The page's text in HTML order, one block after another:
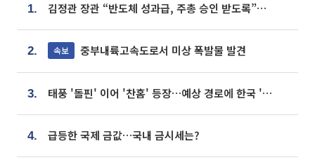
1. 김정관 장관 “반도체 성과급, 주총 승인 받도록”…상법·자본시장법 개정 시사
2. 속보 중부내륙고속도로서 미상 폭발물 발견
3. 태풍 '돌핀' 이어 '찬홈' 등장…예상 경로에 한국 '한숨'
4. 급등한 국제 금값…국내 금시세는?